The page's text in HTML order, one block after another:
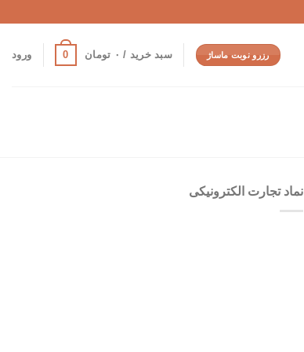
رزرو نوبت ماساژ سبد خرید / ۰ تومان 0 ورود
نماد تجارت الکترونیکی